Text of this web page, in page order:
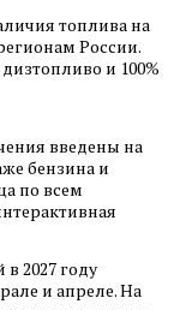
топлива на
России.
и 100%
введены на
бензина и
по всем
2027 году
и апреле. На